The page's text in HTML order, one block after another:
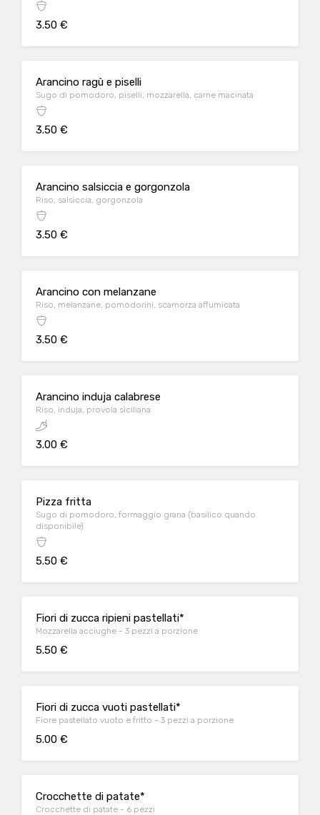
3.50 €
Arancino ragù e piselli
Sugo di pomodoro, piselli, mozzarella, carne macinata
3.50 €
Arancino salsiccia e gorgonzola
Riso, salsiccia, gorgonzola
3.50 €
Arancino con melanzane
Riso, melanzane, pomodorini, scamorza affumicata
3.50 €
Arancino induja calabrese
Riso, induja, provola siciliana
3.00 €
Pizza fritta
Sugo di pomodoro, formaggio grana (basilico quando
disponibile)
5.50 €
Fiori di zucca ripieni pastellati*
Mozzarella acciughe - 3 pezzi a porzione
5.50 €
Fiori di zucca vuoti pastellati*
Fiore pastellato vuoto e fritto - 3 pezzi a porzione
5.00 €
Crocchette di patate*
Crocchette di patate - 6 pezzi